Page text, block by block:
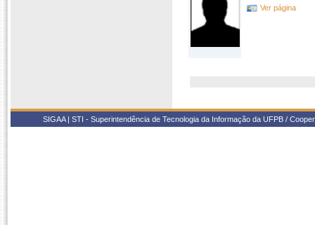
Ver página
SIGAA | STI - Superintendência de Tecnologia da Informação da UFPB /